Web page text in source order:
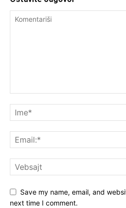
Save my name, email, and
next time I comment.